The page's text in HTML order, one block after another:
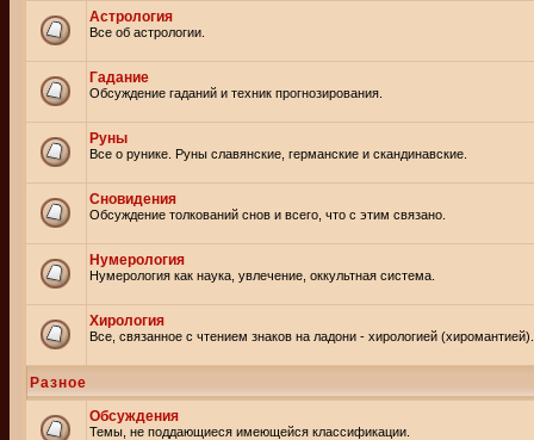
Астрология
Все об астрологии.
Гадание
Обсуждение гаданий и техник прогнозирования.
Руны
Все о рунике. Руны славянские, германские и скандинавские.
Сновидения
Обсуждение толкований снов и всего, что с этим связано.
Нумерология
Нумерология как наука, увлечение, оккультная система.
Хирология
Все, связанное с чтением знаков на ладони - хирологией (хиромантией).
Разное
Обсуждения
Темы, не поддающиеся имеющейся классификации.